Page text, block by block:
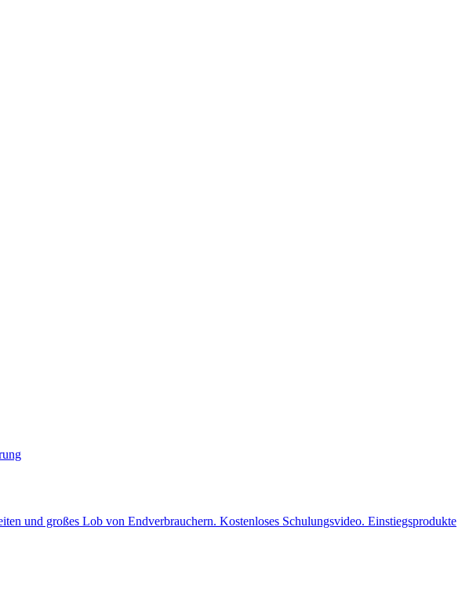
und großes Lob von Endverbrauchern. Kostenloses Schulungsvideo. Einstiegsprodukte